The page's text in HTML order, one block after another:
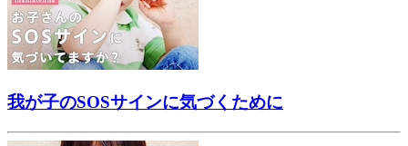
我が子のSOSサインに気づくために